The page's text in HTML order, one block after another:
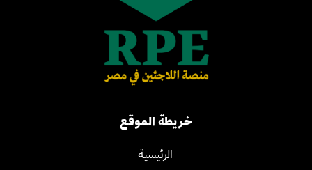
خريطة الموقع
الرئيسية